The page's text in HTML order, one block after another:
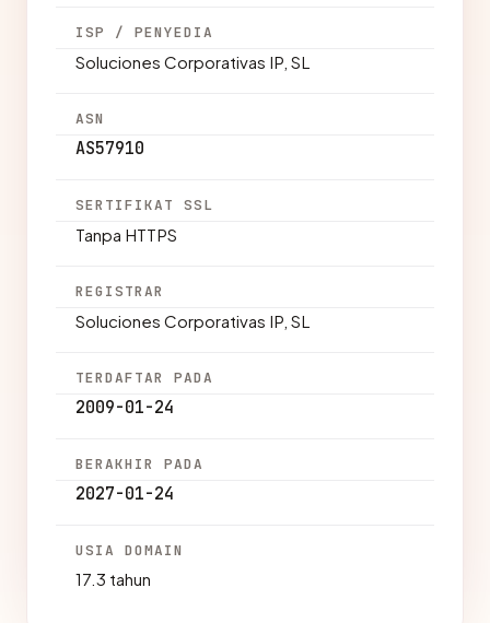
ISP / PENYEDIA
Soluciones Corporativas IP, SL
ASN
AS57910
SERTIFIKAT SSL
Tanpa HTTPS
REGISTRAR
Soluciones Corporativas IP, SL
TERDAFTAR PADA
2009-01-24
BERAKHIR PADA
2027-01-24
USIA DOMAIN
17.3 tahun